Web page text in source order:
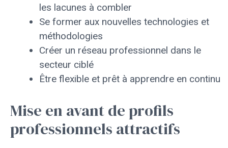
les lacunes à combler
Se former aux nouvelles technologies et
méthodologies
Créer un réseau professionnel dans le
secteur ciblé
Être flexible et prêt à apprendre en continu
Mise en avant de profils
professionnels attractifs